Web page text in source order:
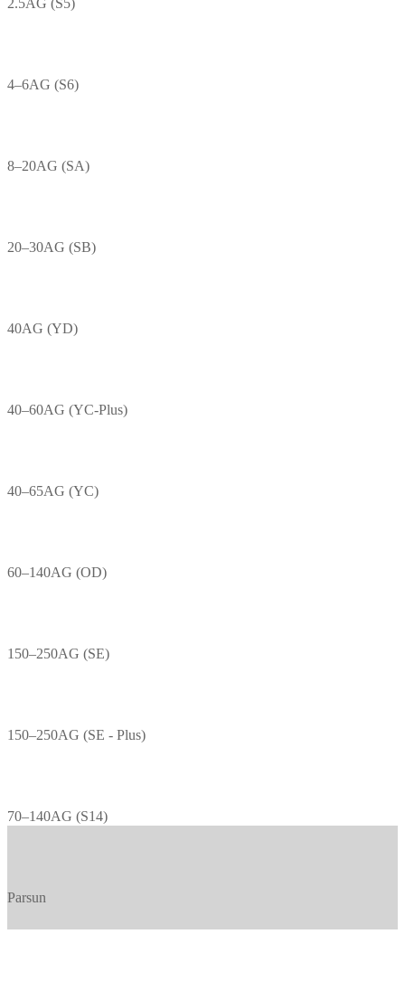
4–6AG (S6)
8–20AG (SA)
20–30AG (SB)
40AG (YD)
40–60AG (YC-Plus)
40–65AG (YC)
60–140AG (OD)
150–250AG (SE)
150–250AG (SE - Plus)
70–140AG (S14)
Parsun